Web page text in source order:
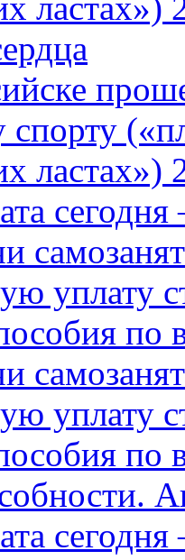
ластах»)
уплату
по
уплату
по